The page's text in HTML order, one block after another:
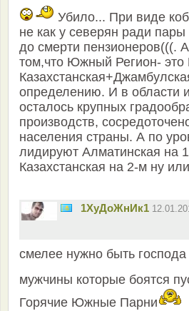
Убило... При виде
не как у северян ради
до смерти пензионеров(((.
том,что Южный Регион-
определению. И в области
осталось крупных
производств,
населения страны. А по
лидируют Алматинская на
Казахстанская на 2-м ну
1ХуДоЖнИк1
смелее нужно быть
мужчины которые боятся
Горячие Южные Парни